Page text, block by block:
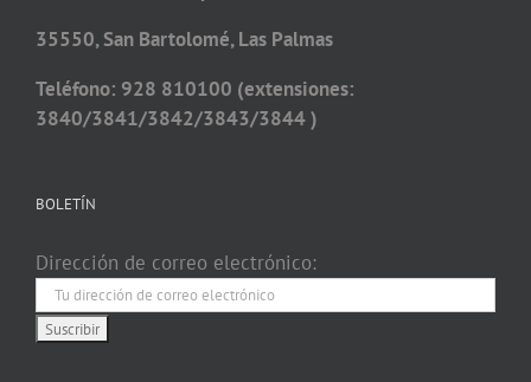
35550, San Bartolomé, Las Palmas
Teléfono: 928 810100 (extensiones:
3840/3841/3842/3843/3844 )
BOLETÍN
Dirección de correo electrónico: